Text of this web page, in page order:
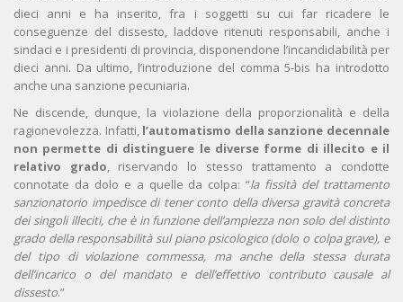
dieci anni e ha inserito, fra i soggetti su cui far ricadere le
conseguenze del dissesto, laddove ritenuti responsabili, anche i
sindaci e i presidenti di provincia, disponendone l’incandidabilità per
dieci anni. Da ultimo, l’introduzione del comma 5-bis ha introdotto
anche una sanzione pecuniaria.
Ne discende, dunque, la violazione della proporzionalità e della
ragionevolezza. Infatti,l’automatismo della sanzione decennale
non permette di distinguere le diverse forme di illecito e il
relativo grado, riservando lo stesso trattamento a condotte
connotate da dolo e a quelle da colpa: “la fissità del trattamento
sanzionatorio impedisce di tener conto della diversa gravità concreta
dei singoli illeciti, che è in funzione dell’ampiezza non solo del distinto
grado della responsabilità sul piano psicologico (dolo o colpa grave), e
del tipo di violazione commessa, ma anche della stessa durata
dell’incarico o del mandato e dell’effettivo contributo causale al
dissesto.”